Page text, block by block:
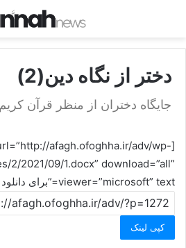
دختر از نگاه دین(2)
جایگاه دختران از منظر قرآن کریم
afagh.ofoghha.ir/adv/wp-
2/2021/09/1.docx” download=”all”
viewer=”microsoft” text=”برای دانلود فایل اینجا کلیک کنید”]
کپی لینک